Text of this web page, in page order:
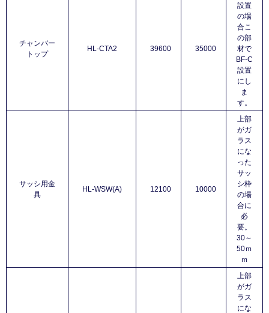
チャンバー
トップ
HL-CTA2 39600 35000
設置
の場
合こ
の部
材で
BF-C
設置
にし
ま
す。
サッシ用金
具
HL-WSW(A) 12100 10000
上部
がガ
ラス
にな
った
サッ
シ枠
の場
合に
必
要。
30～
50ｍ
ｍ
上部
がガ
ラス
にな